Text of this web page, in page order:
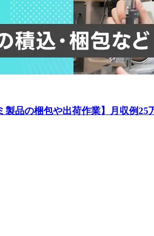
製品の梱包や出荷作業】月収例25